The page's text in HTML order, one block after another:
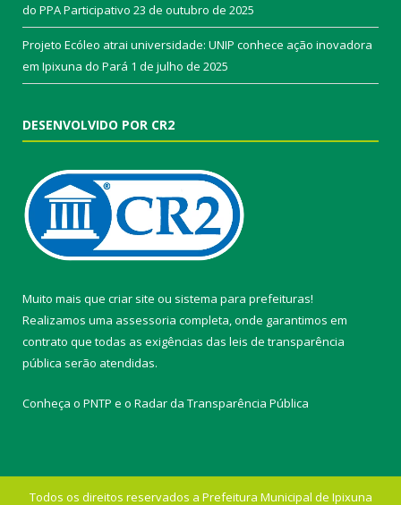
do PPA Participativo 23 de outubro de 2025
Projeto Ecóleo atrai universidade: UNIP conhece ação inovadora
em Ipixuna do Pará 1 de julho de 2025
DESENVOLVIDO POR CR2
Muito mais que criar site ou sistema para prefeituras!
Realizamos uma assessoria completa, onde garantimos em
contrato que todas as exigências das leis de transparência
pública serão atendidas.
Conheça o PNTP e o Radar da Transparência Pública
Todos os direitos reservados a Prefeitura Municipal de Ipixuna